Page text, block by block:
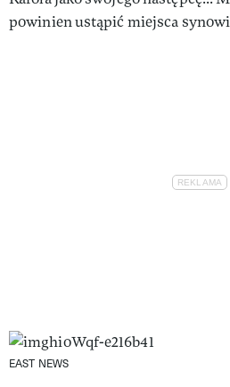
powinien ustąpić miejsca
EAST NEWS